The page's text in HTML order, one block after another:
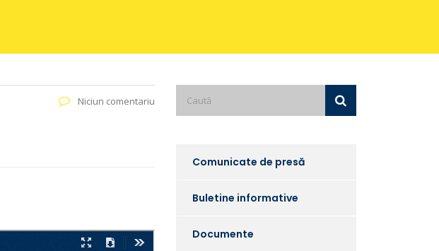
Niciun comentariu
Comunicate de presă
Buletine informative
Documente